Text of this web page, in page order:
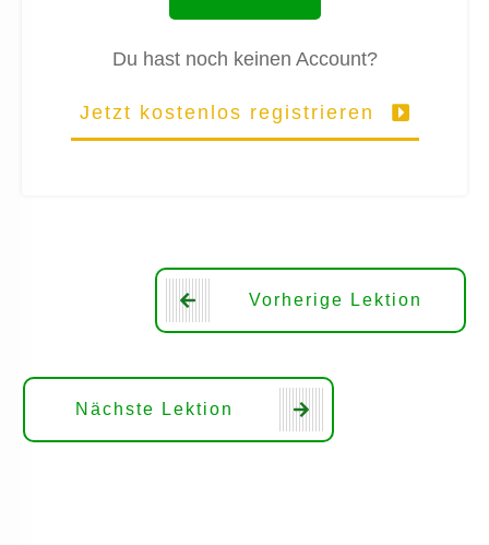
Du hast noch keinen Account?
Jetzt kostenlos registrieren
Vorherige Lektion
Nächste Lektion